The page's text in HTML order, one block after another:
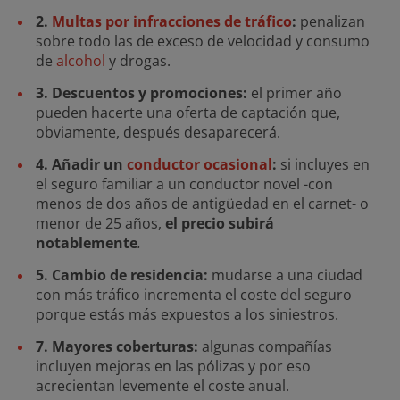
2. Multas por infracciones de tráfico: penalizan
sobre todo las de exceso de velocidad y consumo
de alcohol y drogas.
3. Descuentos y promociones: el primer año
pueden hacerte una oferta de captación que,
obviamente, después desaparecerá.
4. Añadir un conductor ocasional: si incluyes en
el seguro familiar a un conductor novel -con
menos de dos años de antigüedad en el carnet- o
menor de 25 años, el precio subirá
notablemente.
5. Cambio de residencia: mudarse a una ciudad
con más tráfico incrementa el coste del seguro
porque estás más expuestos a los siniestros.
7. Mayores coberturas: algunas compañías
incluyen mejoras en las pólizas y por eso
acrecientan levemente el coste anual.